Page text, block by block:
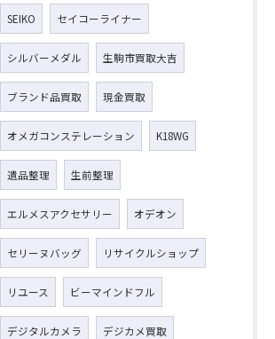
SEIKO セイコーライナー
シルバーメダル 生駒市買取大吉
ブランド品買取 現金買取
オメガコンステレーション K18WG
遺品整理 生前整理
エルメスアクセサリー オデオン
セリーヌバッグ リサイクルショップ
リユース ビーマインドフル
デジタルカメラ デジカメ買取